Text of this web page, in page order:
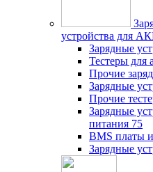
устройства для
Зарядные
Тестеры для
Прочие
Зарядные
Прочие
Зарядные
питания 75
BMS платы
Зарядные